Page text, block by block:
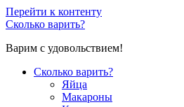
Перейти к контенту
Сколько варить?
Варим с удовольствием!
Сколько варить?
Яйца
Макароны